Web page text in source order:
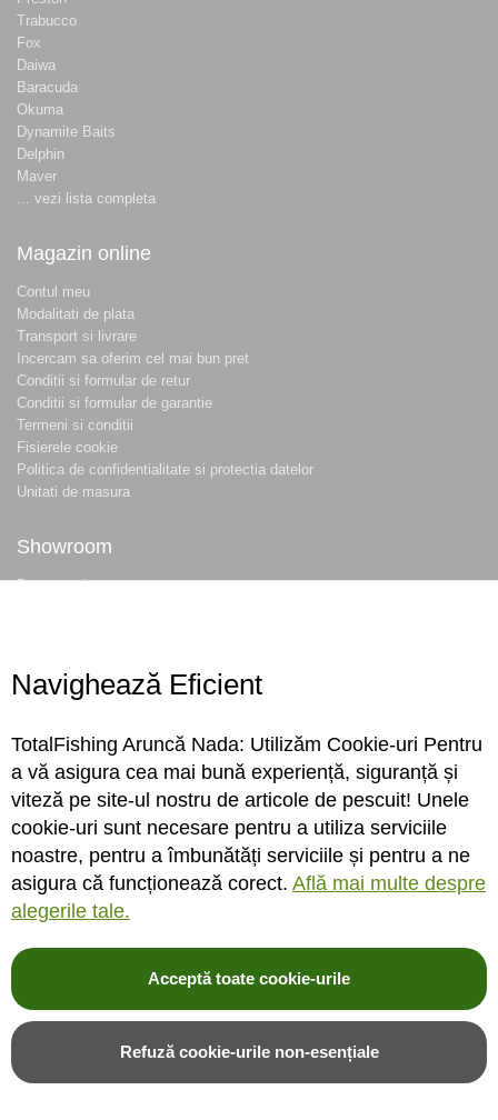
Trabucco
Fox
Daiwa
Baracuda
Okuma
Dynamite Baits
Delphin
Maver
... vezi lista completa
Magazin online
Contul meu
Modalitati de plata
Transport si livrare
Incercam sa oferim cel mai bun pret
Conditii si formular de retur
Conditii si formular de garantie
Termeni si conditii
Fisierele cookie
Politica de confidentialitate si protectia datelor
Unitati de masura
Showroom
Despre noi
Conecteaza-te
Sa ne cunoastem mai bine. Vino alaturi de noi pe reteaua ta preferata. Te
asteptam cu stiri, surprize, concursuri, premii ...
© 2004-2026 TotalFishing SRL. Toate drepturile rezervate. Citititermeni si
fisiere cookie ,politica de confidentialitate si protectia datelor
* Pozele produselor sunt folosite cu acordul furnizorilor si sunt doar cu titlu de
Navighează Eficient
TotalFishing Aruncă Nada: Utilizăm Cookie-uri Pentru
a vă asigura cea mai bună experiență, siguranță și
viteză pe site-ul nostru de articole de pescuit! Unele
cookie-uri sunt necesare pentru a utiliza serviciile
noastre, pentru a îmbunătăți serviciile și pentru a ne
asigura că funcționează corect. Află mai multe despre
alegerile tale.
Acceptă toate cookie-urile
Refuză cookie-urile non-esențiale